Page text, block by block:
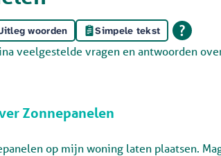
woorden Simpele tekst
veelgestelde vragen en antwoorden
Zonnepanelen
op mijn woning laten plaatsen.